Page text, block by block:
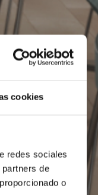
cookies
redes sociales
de
o